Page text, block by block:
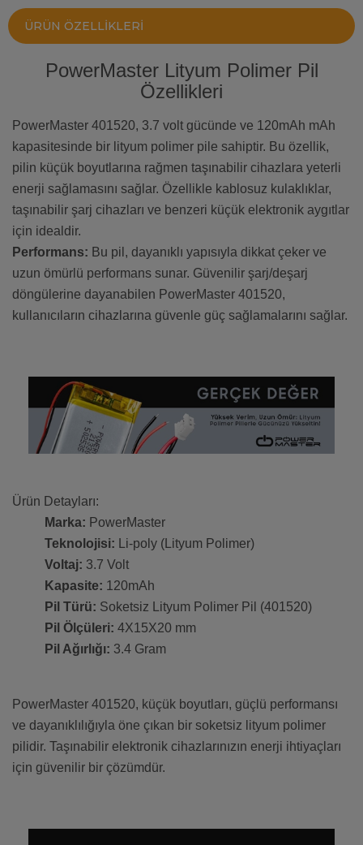
ÜRÜN ÖZELLIKLERI
PowerMaster Lityum Polimer Pil
Özellikleri
PowerMaster 401520, 3.7 volt gücünde ve 120mAh mAh
kapasitesinde bir lityum polimer pile sahiptir. Bu özellik,
pilin küçük boyutlarına rağmen taşınabilir cihazlara yeterli
enerji sağlamasını sağlar. Özellikle kablosuz kulaklıklar,
taşınabilir şarj cihazları ve benzeri küçük elektronik aygıtlar
için idealdir.
Performans: Bu pil, dayanıklı yapısıyla dikkat çeker ve
uzun ömürlü performans sunar. Güvenilir şarj/deşarj
döngülerine dayanabilen PowerMaster 401520,
kullanıcıların cihazlarına güvenle güç sağlamalarını sağlar.
Ürün Detayları:
Marka: PowerMaster
Teknolojisi: Li-poly (Lityum Polimer)
Voltaj: 3.7 Volt
Kapasite: 120mAh
Pil Türü: Soketsiz Lityum Polimer Pil (401520)
Pil Ölçüleri: 4X15X20 mm
Pil Ağırlığı: 3.4 Gram
PowerMaster 401520, küçük boyutları, güçlü performansı
ve dayanıklılığıyla öne çıkan bir soketsiz lityum polimer
pilidir. Taşınabilir elektronik cihazlarınızın enerji ihtiyaçları
için güvenilir bir çözümdür.